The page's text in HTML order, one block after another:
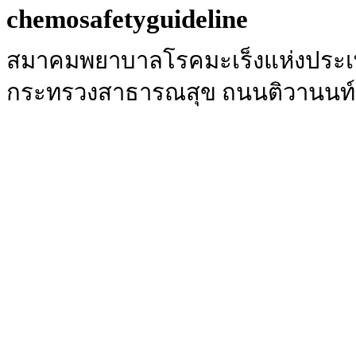
สมาคมพยาบาลโรคมะเร็งแห่งปร
กระทรวงสาธารณสุข ถนนติวานน